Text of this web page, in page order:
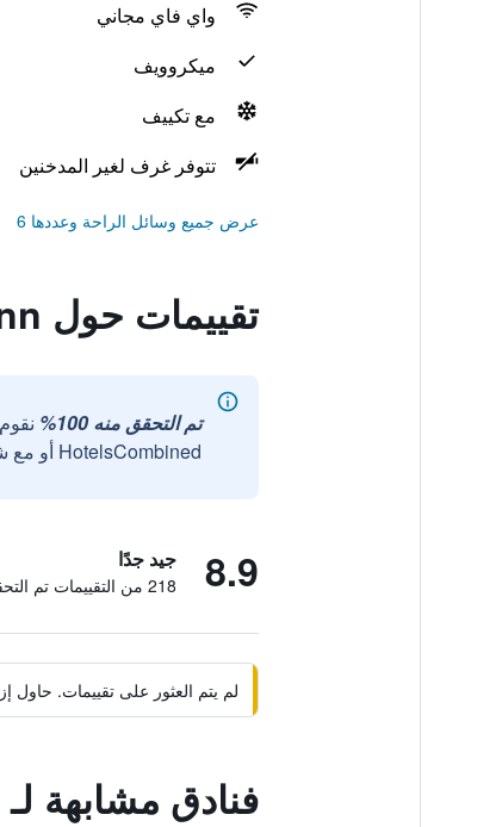
واي فاي مجاني
ميكروويف
مع تكييف
تتوفر غرف لغير المدخنين
عرض جميع وسائل الراحة وعددها 6
تقييمات حول Lilikoi Inn
تم التحقق منه 100%
HotelsCombined أو مع شركائنا الخارجيين الموثوقين.
8.9 جيد جدًا
218 من التقييمات تم التحقق منها
لم يتم العثور على تقييمات.
فنادق مشابهة لـ Lilikoi Inn